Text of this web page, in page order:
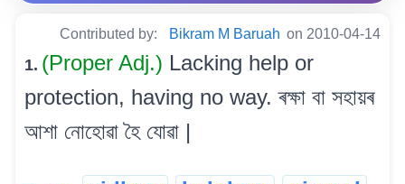
Contributed by: Bikram M Baruah on 2010-04-14
1. (Proper Adj.) Lacking help or
protection, having no way. ৰক্ষা বা সহায়ৰ
আশা নোহোৱা হৈ যোৱা |